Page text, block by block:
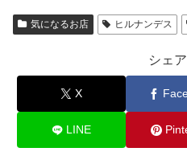
気になるお店 ヒルナンデス
シェ
X
LINE